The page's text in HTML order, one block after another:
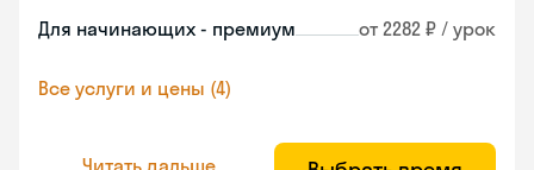
Для начинающих - премиум от 2282 ₽ / урок
Все услуги и цены (4)
Читать дальше